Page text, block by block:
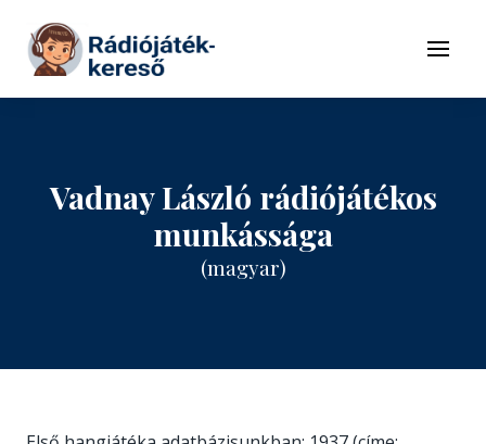
Tovább a tartalomhoz
Menü
Vadnay László rádiójátékos
munkássága
(magyar)